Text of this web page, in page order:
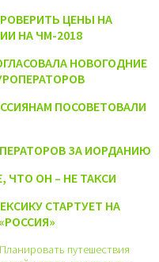
ЦЕНЫ НА
НА ЧМ-2018
НОВОГОДНИЕ
ПОСОВЕТОВАЛИ
ЗА ИОРДАНИЮ
ЧТО ОН – НЕ ТАКСИ
СТАРТУЕТ НА
Планировать путешествия